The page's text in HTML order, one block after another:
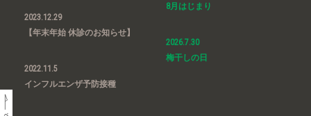
2023.12.29
【年末年始 休診のお知らせ】
2022.11.5
インフルエンザ予防接種
8月はじまり
2026.7.30
梅干しの日